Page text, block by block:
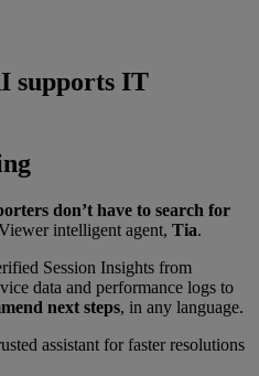
supports IT
don’t have to search for
intelligent agent, Tia.
Session Insights from
data and performance logs to
next steps, in any language.
assistant for faster resolutions